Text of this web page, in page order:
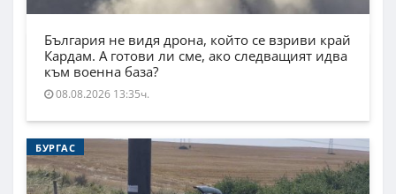
България не видя дрона, който се взриви край
Кардам. А готови ли сме, ако следващият идва
към военна база?
08.08.2026 13:35ч.
БУРГАС